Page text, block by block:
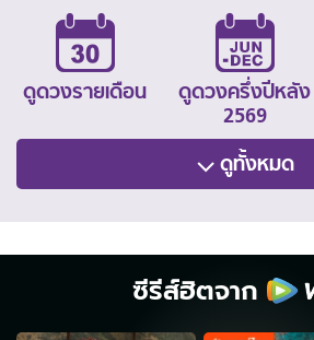
ดูดวงรายเดือน
ดูดวงครึ่งปีหลัง
2569
ดูทั้งหมด
ซีรีส์ฮิตจาก